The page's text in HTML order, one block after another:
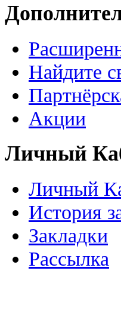
Найдите
Акции
Личный
Личный
История
Закладки
Рассылка